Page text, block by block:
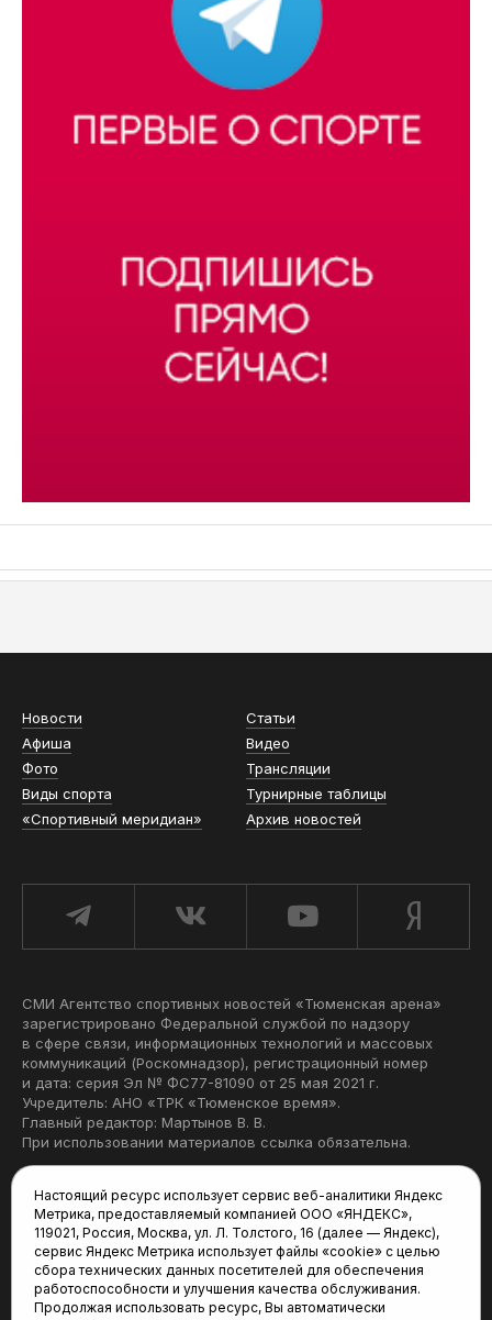
Новости
Статьи
Афиша
Видео
Фото
Трансляции
Виды спорта
Турнирные таблицы
«Спортивный меридиан»
Архив новостей
СМИ Агентство спортивных новостей «Тюменская арена»
зарегистрировано Федеральной службой по надзору
в сфере связи, информационных технологий и массовых
коммуникаций (Роскомнадзор), регистрационный номер
и дата: серия Эл № ФС77-81090 от 25 мая 2021 г.
Учредитель: АНО «ТРК «Тюменское время».
Главный редактор: Мартынов В. В.
При использовании материалов ссылка обязательна.
Редакция:
625035, Тюмень, пр. Геологоразведчиков, 28А
(3452) 68-22-28
tum-arena@mail.ru
Настоящий ресурс использует сервис веб-аналитики Яндекс
Метрика, предоставляемый компанией ООО «ЯНДЕКС»,
119021, Россия, Москва, ул. Л. Толстого, 16 (далее — Яндекс),
сервис Яндекс Метрика использует файлы «cookie» с целью
сбора технических данных посетителей для обеспечения
работоспособности и улучшения качества обслуживания.
Продолжая использовать ресурс, Вы автоматически